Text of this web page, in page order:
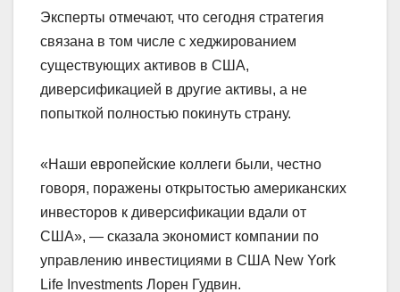
Эксперты отмечают, что сегодня стратегия
связана в том числе с хеджированием
существующих активов в США,
диверсификацией в другие активы, а не
попыткой полностью покинуть страну.
«Наши европейские коллеги были, честно
говоря, поражены открытостью американских
инвесторов к диверсификации вдали от
США», — сказала экономист компании по
управлению инвестициями в США New York
Life Investments Лорен Гудвин.